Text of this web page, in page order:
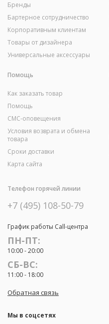
Бренды
Бартерное сотрудничество
Корпоративным клиентам
Товары от дизайнера
Универсальные аксессуары
Помощь
Как заказать товар
Помощь
СМС-оповещения
Условия возврата и обмена
товара
Сроки доставки
Карта сайта
Телефон горячей линии
+7 (495) 108-50-79
График работы Call-центра
ПН-ПТ:
10:00 - 20:00
СБ-ВС:
11:00 - 18:00
Обратная связь
Мы в соцсетях